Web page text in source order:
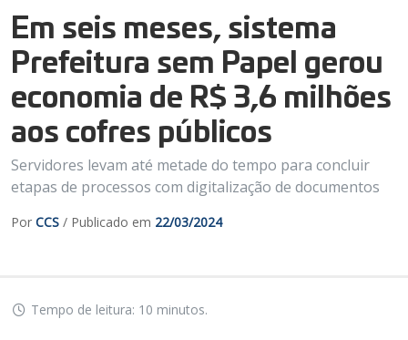
Em seis meses, sistema
Prefeitura sem Papel gerou
economia de R$ 3,6 milhões
aos cofres públicos
Servidores levam até metade do tempo para concluir
etapas de processos com digitalização de documentos
Por CCS / Publicado em 22/03/2024
Tempo de leitura: 10 minutos.